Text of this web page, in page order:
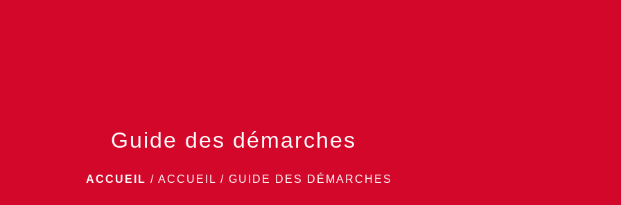
Guide des démarches
ACCUEIL / ACCUEIL / GUIDE DES DÉMARCHES